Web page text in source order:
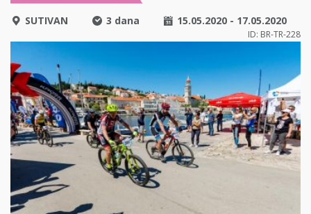
SUTIVAN 3 dana 15.05.2020 - 17.05.2020
ID: BR-TR-228